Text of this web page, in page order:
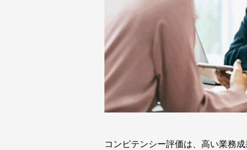
コンピテンシー評価は、高い業務